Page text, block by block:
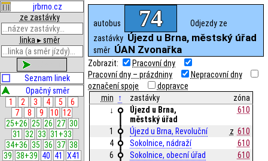
jrbrno.cz
ze zastávky
linka ▸ směr
Seznam linek
Opačný směr
1
2 3 4 5
6
7
8 9 10 12
25+26 25 26 27 30
31
32 33 31+33
34+36 35 36 37 38
39 38+39 40 41
X41
autobus 74
Odjezdy ze
zastávky Újezd u Brna, městský úřad
směr ÚAN Zvonařka
Zobrazit:
Pracovní dny
Pracovní dny – prázdniny
Nepracovní dny
označení spoje
dopravce
min
↑ zastávky
zóna
↓
Újezd u Brna,
městský úřad
610
1 Újezd u Brna, Revoluční z 610
4
Sokolnice, nádraží
610
6
Sokolnice, obecní úřad
610